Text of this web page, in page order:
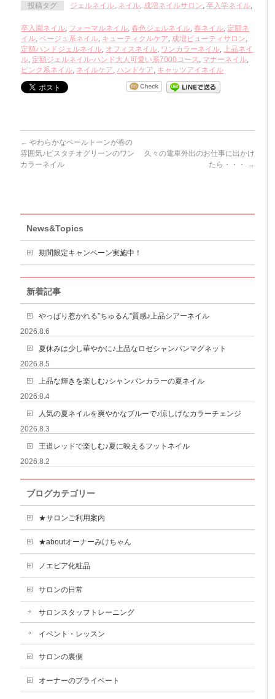
投稿タグ ジェルネイル ネイル 成増ネイルサロン ,卒入学ネイル
卒入園ネイル フォーマルネイル ,春色ジェルネイル ,春ネイル 定額ネ
イル ,ベージュ系ネイル キューティクルケア 成増ビューティサロン
定額ハンドジェルネイル オフィスネイル ワンカラーネイル
上品ネイ
ル 定額ジェルネイル-ハンド大人可愛い系7000コース マナーネイル
ピンク系ネイル ネイルケア ハンドケア キャッツアイネイル
← やわらかなペールトーンが春の
雰囲気♪ピスタチオグリーンのワン
カラーネイル
久々の電車外出のお仕事に出かけ
たら・・・
→
News&Topics
期間限定キャンペーン実施中！
新着記事
やっぱり惹かれる”ちゅるん”質感♪上品シアーネイル
2026.8.6
夏休みは少し華やかに♪上品なロゼシャンパンマグネット
2026.8.5
上品な輝きを楽しむ♪シャンパンカラーの夏ネイル
2026.8.4
人気の夏ネイルを爽やかなブルーで♪涼しげなカラーチェンジ
2026.8.3
王道レッドで楽しむ♪夏に映えるフットネイル
2026.8.2
ブログカテゴリー
★サロンご利用案内
★aboutオーナーみけちゃん
ノエビア化粧品
サロンの日常
サロンスタッフトレーニング
イベント・レッスン
サロンの裏側
オーナーのプライベート